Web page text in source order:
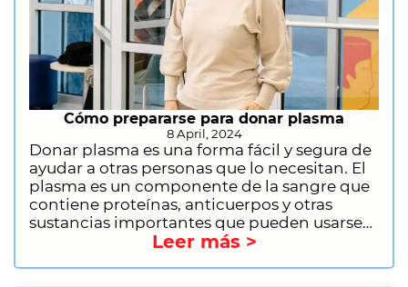
Cómo prepararse para donar plasma
8 April, 2024
Donar plasma es una forma fácil y segura de
ayudar a otras personas que lo necesitan. El
plasma es un componente de la sangre que
contiene proteínas, anticuerpos y otras
sustancias importantes que pueden usarse
para tratar una variedad de afecciones
Leer más >